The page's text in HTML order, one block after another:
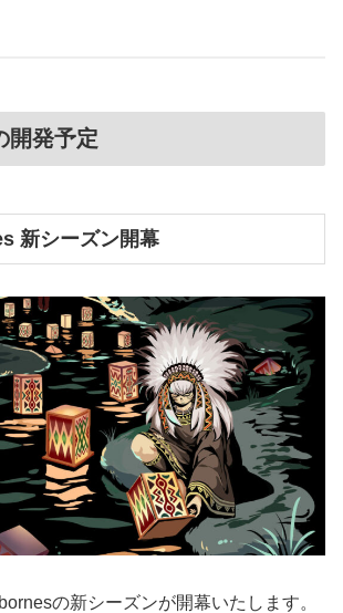
開発予定
新シーズン開幕
の新シーズンが開幕いたします。